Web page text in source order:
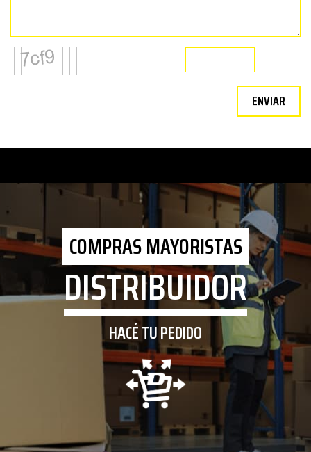
ENVIAR
COMPRAS MAYORISTAS
DISTRIBUIDOR
HACÉ TU PEDIDO